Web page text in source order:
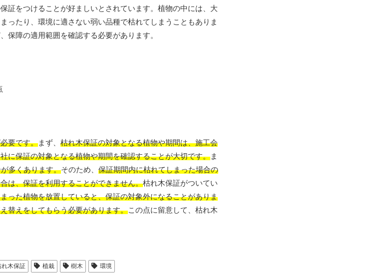
証をつけることが好ましいとされています。植物の中には、大
ったり、環境に適さない弱い品種で枯れてしまうこともありま
保障の適用範囲を確認する必要があります。
要です。まず、 枯れ木保証の対象となる植物や期間は、施工会
に保証の対象となる植物や期間を確認することが大切です。ま
多くあります。そのため、 保証期間内に枯れてしまった場合の
は、保証を利用することができません。枯れ木保証がついてい
った植物を放置していると、保証の対象外になることがありま
替えをしてもらう必要があります。この点に留意して、枯れ木
れ木保証 植栽 樹木 環境